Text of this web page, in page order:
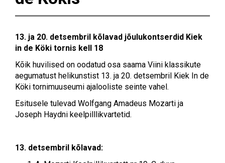
13. ja 20. detsembril kõlavad jõulukontserdid Kiek
in de Köki tornis kell 18
Kõik huvilised on oodatud osa saama Viini klassikute
aegumatust helikunstist 13. ja 20. detsembril Kiek In de
Köki tornimuuseumi ajalooliste seinte vahel.
Esitusele tulevad Wolfgang Amadeus Mozarti ja
Joseph Haydni keelpilllikvartetid.
13. detsembril kõlavad: